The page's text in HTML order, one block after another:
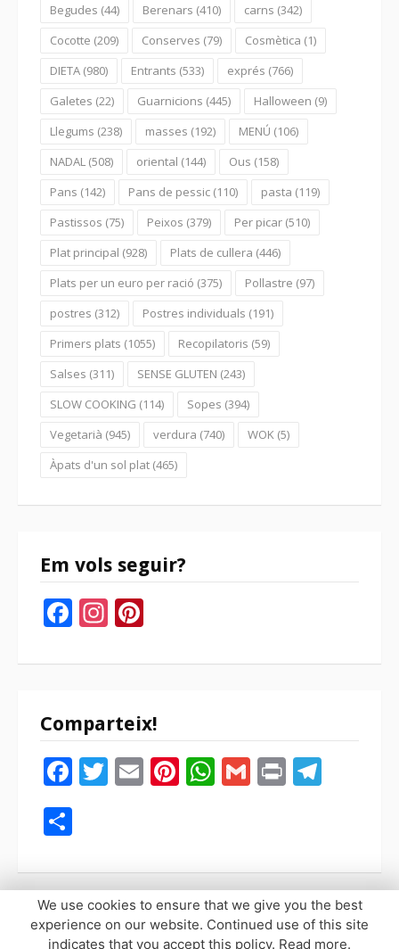
Begudes (44) Berenars (410) carns (342)
Cocotte (209) Conserves (79) Cosmètica (1)
DIETA (980) Entrants (533) exprés (766)
Galetes (22) Guarnicions (445) Halloween (9)
Llegums (238) masses (192) MENÚ (106)
NADAL (508) oriental (144) Ous (158)
Pans (142) Pans de pessic (110) pasta (119)
Pastissos (75) Peixos (379) Per picar (510)
Plat principal (928) Plats de cullera (446)
Plats per un euro per ració (375) Pollastre (97)
postres (312) Postres individuals (191)
Primers plats (1055) Recopilatoris (59)
Salses (311) SENSE GLUTEN (243)
SLOW COOKING (114) Sopes (394)
Vegetarià (945) verdura (740) WOK (5)
Àpats d'un sol plat (465)
Em vols seguir?
Facebook
Instagram
Comparteix!
Facebook
Twitter
EmailPinterest
WhatsApp
Gmail
Print
We use cookies to ensure that we give you the best
experience on our website. Continued use of this site
indicates that you accept this policy. Read more.